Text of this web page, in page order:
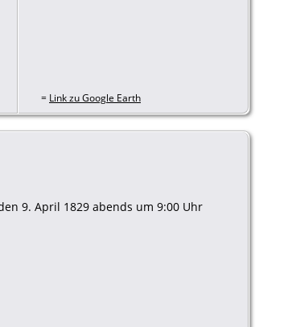
= Link zu Google Earth
9. April 1829 abends um 9:00 Uhr